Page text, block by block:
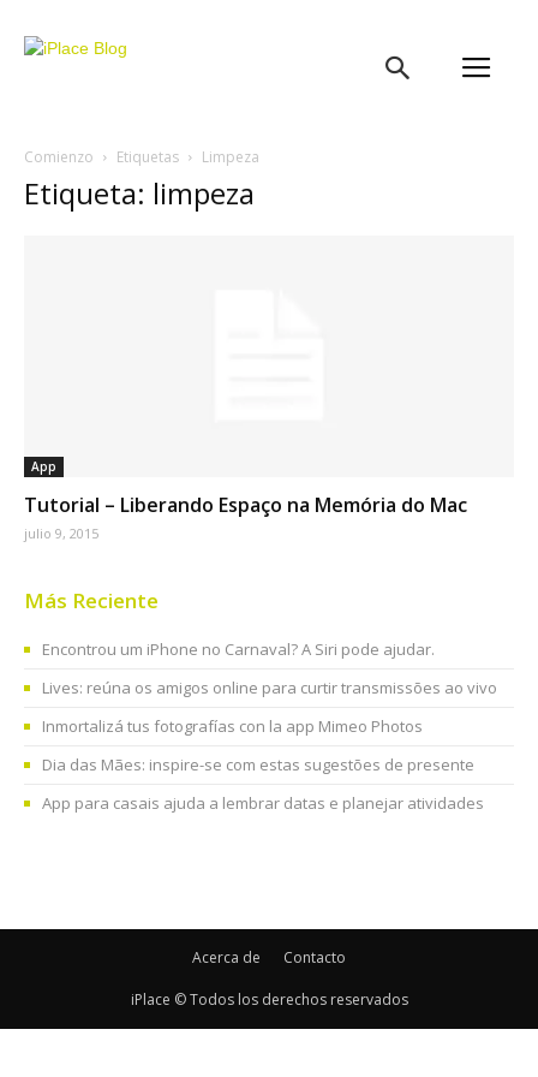
Comienzo Etiquetas Limpeza
Etiqueta: limpeza
App
Tutorial – Liberando Espaço na Memória do Mac
julio 9, 2015
Más Reciente
Encontrou um iPhone no Carnaval? A Siri pode ajudar.
Lives: reúna os amigos online para curtir transmissões ao vivo
Inmortalizá tus fotografías con la app Mimeo Photos
Dia das Mães: inspire-se com estas sugestões de presente
App para casais ajuda a lembrar datas e planejar atividades
Acerca de Contacto
iPlace © Todos los derechos reservados